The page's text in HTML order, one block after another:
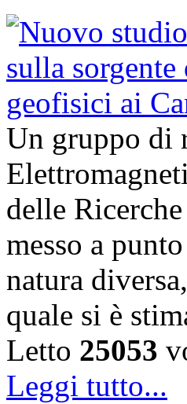
Un gruppo di
delle
messo a
natura
quale si è
Letto 25053
Leggi tutto...